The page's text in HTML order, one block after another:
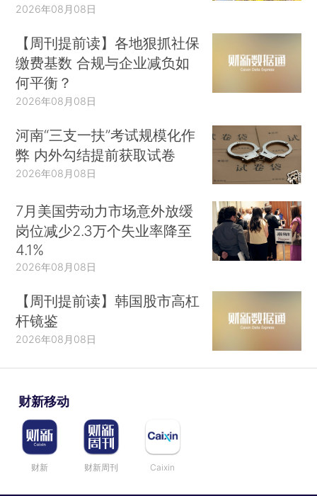
2026年08月08日
【周刊提前读】各地狠抓社保
缴费基数 合规与企业减负如
何平衡？
2026年08月08日
河南“三支一扶”考试规模化作
弊 内外勾结提前获取试卷
2026年08月08日
7月美国劳动力市场意外放缓
岗位减少2.3万个失业率降至
4.1%
2026年08月08日
【周刊提前读】韩国股市高杠
杆镜鉴
2026年08月08日
财新移动
财新 财新周刊 Caixin